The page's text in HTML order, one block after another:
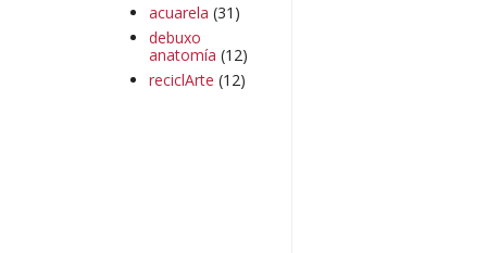
acuarela (31)
debuxo
anatomía (12)
reciclArte (12)